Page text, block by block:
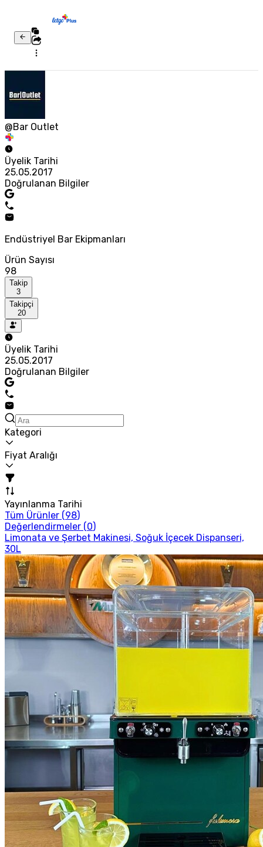
@Bar Outlet
Üyelik Tarihi
25.05.2017
Doğrulanan Bilgiler
Endüstriyel Bar Ekipmanları
Ürün Sayısı
98
Takip
3
Takipçi
20
Üyelik Tarihi
25.05.2017
Doğrulanan Bilgiler
Kategori
Fiyat Aralığı
Yayınlanma Tarihi
Tüm Ürünler (98)
Değerlendirmeler (0)
Limonata ve Şerbet Makinesi, Soğuk İçecek Dispanseri,
30L